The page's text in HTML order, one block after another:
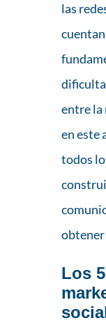
las
entre la
en este
todos
Los